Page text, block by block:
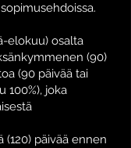
elokuu) osalta
(90)
(90 päivää tai
100%), joka
päivää ennen